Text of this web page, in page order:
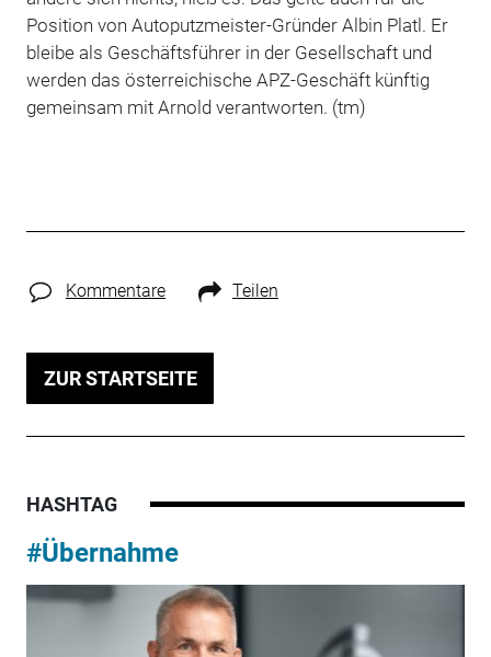
Position von Autoputzmeister-Gründer Albin Platl. Er
bleibe als Geschäftsführer in der Gesellschaft und
werden das österreichische APZ-Geschäft künftig
gemeinsam mit Arnold verantworten. (tm)
Kommentare Teilen
ZUR STARTSEITE
HASHTAG
#Übernahme